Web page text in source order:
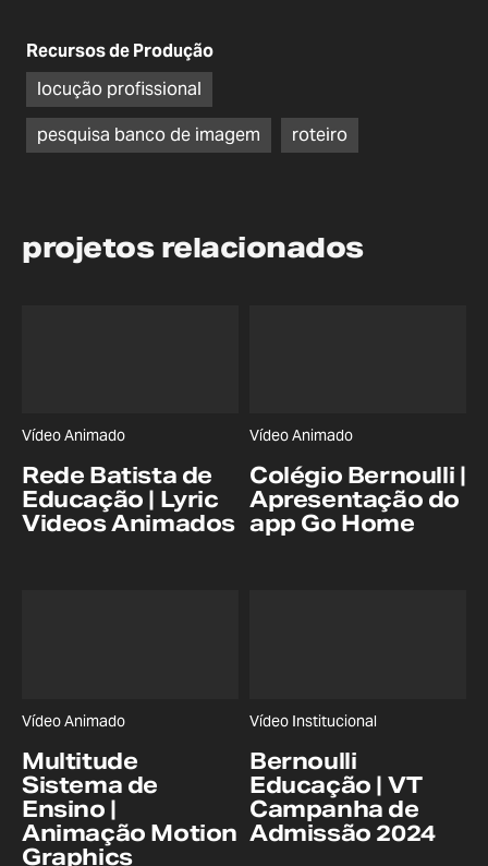
Recursos de Produção
locução profissional
pesquisa banco de imagem
roteiro
projetos relacionados
Rede Batista de
Educação | Lyric
Videos Animados
Vídeo Animado
Colégio Bernoulli |
Apresentação do
app Go Home
Vídeo Animado
Multitude
Sistema de
Ensino |
Animação Motion
Graphics
Vídeo Animado
Bernoulli
Educação | VT
Campanha de
Admissão 2024
Vídeo Institucional